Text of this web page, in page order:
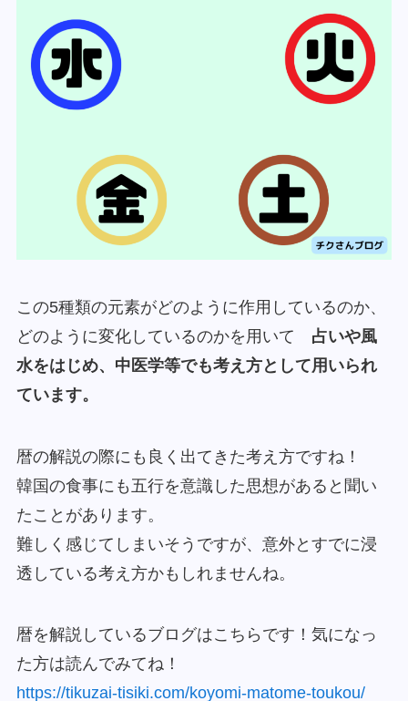
この5種類の元素がどのように作用しているのか、
どのように変化しているのかを用いて 占いや風
水をはじめ、中医学等でも考え方として用いられ
ています。
暦の解説の際にも良く出てきた考え方ですね！
韓国の食事にも五行を意識した思想があると聞い
たことがあります。
難しく感じてしまいそうですが、意外とすでに浸
透している考え方かもしれませんね。
暦を解説しているブログはこちらです！気になっ
た方は読んでみてね！
https://tikuzai-tisiki.com/koyomi-matome-toukou/